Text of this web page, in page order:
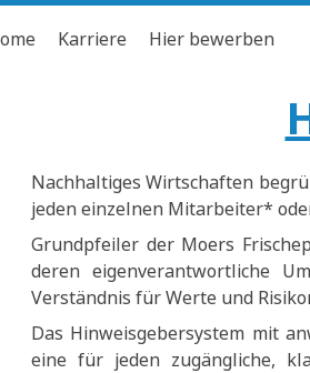
Karriere Hier bewerben
Nachhaltiges Wirtschaften
jeden einzelnen Mitarbeiter*
Grundpfeiler der Moers
deren eigenverantwortliche
Verständnis für Werte und
Das Hinweisgebersystem mit
eine für jeden zugängliche,